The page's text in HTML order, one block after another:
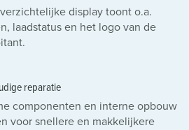
display toont o.a.
laadstatus en het logo van de
reparatie
componenten en interne opbouw
voor snellere en makkelijkere